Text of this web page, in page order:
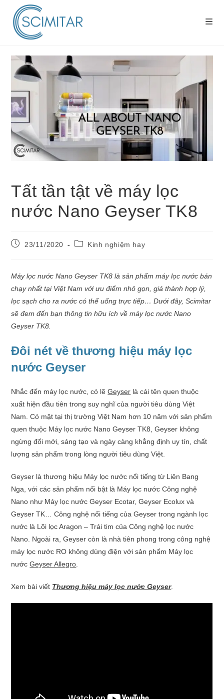
Tất tần tật về máy lọc
nước Nano Geyser TK8
23/11/2020 Kinh nghiệm hay
Máy lọc nước Nano Geyser TK8 là sản phẩm máy lọc nước bán
chạy nhất tại Việt Nam với ưu điểm nhỏ gọn, giá thành hợp lý,
lọc sạch cho ra nước có thể uống trực tiếp… Dưới đây, Scimitar
sẽ đem đến bạn thông tin hữu ích về máy lọc nước Nano
Geyser TK8.
Đôi nét về thương hiệu máy lọc
nước Geyser
Nhắc đến máy lọc nước, có lẽGeyser là cái tên quen thuộc
xuất hiện đầu tiên trong suy nghĩ của người tiêu dùng Việt
Nam. Có mặt tại thị trường Việt Nam hơn 10 năm với sản phẩm
quen thuộc Máy lọc nước Nano Geyser TK8, Geyser không
ngừng đổi mới, sáng tạo và ngày càng khẳng định uy tín, chất
lượng sản phẩm trong lòng người tiêu dùng Việt.
Geyser là thương hiệu Máy lọc nước nổi tiếng từ Liên Bang
Nga, với các sản phẩm nổi bật là Máy lọc nước Công nghệ
Nano như Máy lọc nước Geyser Ecotar, Geyser Ecolux và
Geyser TK… Công nghệ nổi tiếng của Geyser trong ngành lọc
nước là Lõi lọc Aragon – Trái tim của Công nghệ lọc nước
Nano. Ngoài ra, Geyser còn là nhà tiên phong trong công nghệ
máy lọc nước RO không dùng điện với sản phẩm Máy lọc
nướcGeyser Allegro
Xem bài viết Thương hiệu máy lọc nước Geyser.